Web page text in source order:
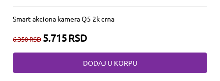
Smart akciona kamera Q5 2k crna
6.350RSD 5.715RSD
DODAJ U KORPU